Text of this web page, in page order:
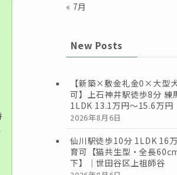
« 7月
New Posts
【新築×敷金礼金0×大型
可】上石神井駅徒歩8分 練
1LDK 13.1万円〜15.6万円
2026年8月6日
仙川駅徒歩10分 1LDK 16
育可【猫共生型・全長
下】｜世田谷区上祖師谷